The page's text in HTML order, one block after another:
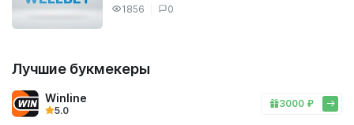
1856 0
Лучшие букмекеры
Winline
5.0
3000 ₽